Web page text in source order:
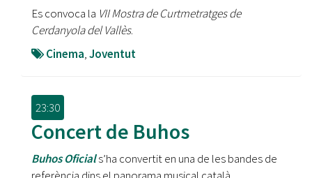
Es convoca la VII Mostra de Curtmetratges de
Cerdanyola del Vallès.
Cinema,Joventut
23:30
Concert de Buhos
Buhos Oficials’ha convertit en una de les bandes de